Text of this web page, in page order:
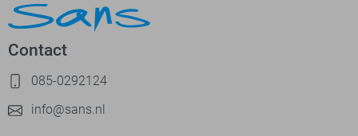
Contact
085-0292124
info@sans.nl